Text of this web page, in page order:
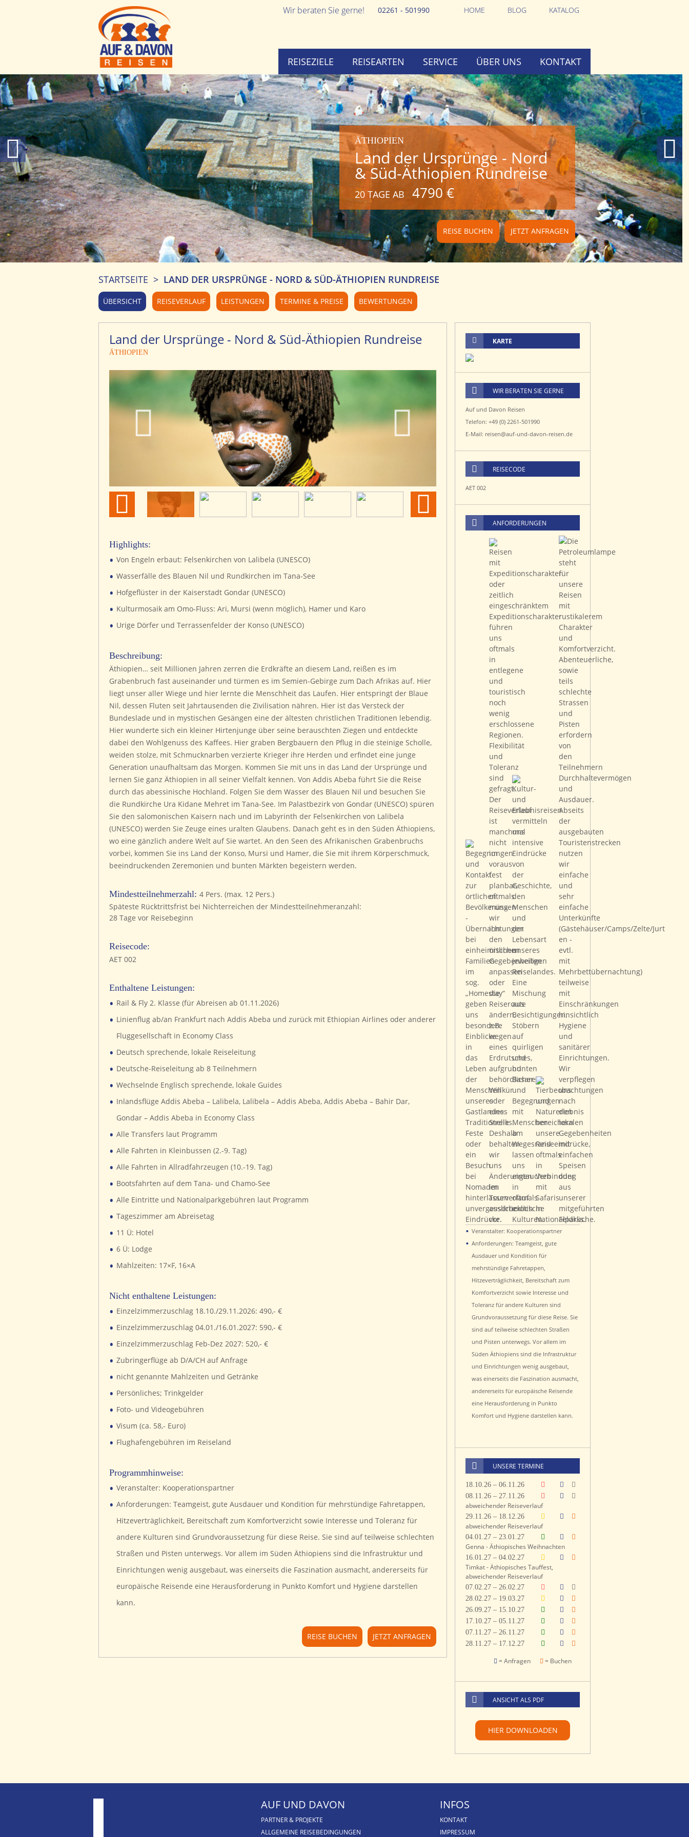
02261 - 501990 HOME BLOG KATALOG
Wir beraten Sie gerne!
REISEZIELE REISEARTEN SERVICE ÜBER UNS KONTAKT
ÄTHIOPIEN
Land der Ursprünge - Nord
& Süd-Äthiopien Rundreise
20 TAGE AB 4790 €
JETZT ANFRAGEN
REISE BUCHEN
STARTSEITE > LAND DER URSPRÜNGE - NORD & SÜD-ÄTHIOPIEN RUNDREISE
ÜBERSICHT REISEVERLAUF LEISTUNGEN TERMINE & PREISE BEWERTUNGEN
Land der Ursprünge - Nord & Süd-Äthiopien Rundreise
ÄTHIOPIEN
Highlights:
• Von Engeln erbaut: Felsenkirchen von Lalibela (UNESCO)
• Wasserfälle des Blauen Nil und Rundkirchen im Tana-See
• Hofgeflüster in der Kaiserstadt Gondar (UNESCO)
• Kulturmosaik am Omo-Fluss: Ari, Mursi (wenn möglich), Hamer und Karo
• Urige Dörfer und Terrassenfelder der Konso (UNESCO)
Beschreibung:
Äthiopien… seit Millionen Jahren zerren die Erdkräfte an diesem Land, reißen es im
Grabenbruch fast auseinander und türmen es im Semien-Gebirge zum Dach Afrikas auf. Hier
liegt unser aller Wiege und hier lernte die Menschheit das Laufen. Hier entspringt der Blaue
Nil, dessen Fluten seit Jahrtausenden die Zivilisation nähren. Hier ist das Versteck der
Bundeslade und in mystischen Gesängen eine der ältesten christlichen Traditionen lebendig.
Hier wunderte sich ein kleiner Hirtenjunge über seine berauschten Ziegen und entdeckte
dabei den Wohlgenuss des Kaffees. Hier graben Bergbauern den Pflug in die steinige Scholle,
weiden stolze, mit Schmucknarben verzierte Krieger ihre Herden und erfindet eine junge
Generation unaufhaltsam das Morgen. Kommen Sie mit uns in das Land der Ursprünge und
lernen Sie ganz Äthiopien in all seiner Vielfalt kennen. Von Addis Abeba führt Sie die Reise
durch das abessinische Hochland. Folgen Sie dem Wasser des Blauen Nil und besuchen Sie
die Rundkirche Ura Kidane Mehret im Tana-See. Im Palastbezirk von Gondar (UNESCO) spüren
Sie den salomonischen Kaisern nach und im Labyrinth der Felsenkirchen von Lalibela
(UNESCO) werden Sie Zeuge eines uralten Glaubens. Danach geht es in den Süden Äthiopiens,
wo eine gänzlich andere Welt auf Sie wartet. An den Seen des Afrikanischen Grabenbruchs
vorbei, kommen Sie ins Land der Konso, Mursi und Hamer, die Sie mit ihrem Körperschmuck,
beeindruckenden Zeremonien und bunten Märkten begeistern werden.
Mindestteilnehmerzahl: 4 Pers. (max. 12 Pers.)
Späteste Rücktrittsfrist bei Nichterreichen der Mindestteilnehmeranzahl:
28 Tage vor Reisebeginn
Reisecode:
AET 002
Enthaltene Leistungen:
• Rail & Fly 2. Klasse (für Abreisen ab 01.11.2026)
• Linienflug ab/an Frankfurt nach Addis Abeba und zurück mit Ethiopian Airlines oder anderer
Fluggesellschaft in Economy Class
• Deutsch sprechende, lokale Reiseleitung
• Deutsche-Reiseleitung ab 8 Teilnehmern
• Wechselnde Englisch sprechende, lokale Guides
• Inlandsflüge Addis Abeba – Lalibela, Lalibela – Addis Abeba, Addis Abeba – Bahir Dar,
Gondar – Addis Abeba in Economy Class
• Alle Transfers laut Programm
• Alle Fahrten in Kleinbussen (2.-9. Tag)
• Alle Fahrten in Allradfahrzeugen (10.-19. Tag)
• Bootsfahrten auf dem Tana- und Chamo-See
• Alle Eintritte und Nationalparkgebühren laut Programm
• Tageszimmer am Abreisetag
• 11 Ü: Hotel
• 6 Ü: Lodge
• Mahlzeiten: 17×F, 16×A
Nicht enthaltene Leistungen:
• Einzelzimmerzuschlag 18.10./29.11.2026: 490,- €
• Einzelzimmerzuschlag 04.01./16.01.2027: 590,- €
• Einzelzimmerzuschlag Feb-Dez 2027: 520,- €
• Zubringerflüge ab D/A/CH auf Anfrage
• nicht genannte Mahlzeiten und Getränke
• Persönliches; Trinkgelder
• Foto- und Videogebühren
• Visum (ca. 58,- Euro)
• Flughafengebühren im Reiseland
Programmhinweise:
• Veranstalter: Kooperationspartner
• Anforderungen: Teamgeist, gute Ausdauer und Kondition für mehrstündige Fahretappen,
Hitzeverträglichkeit, Bereitschaft zum Komfortverzicht sowie Interesse und Toleranz für
andere Kulturen sind Grundvoraussetzung für diese Reise. Sie sind auf teilweise schlechten
Straßen und Pisten unterwegs. Vor allem im Süden Äthiopiens sind die Infrastruktur und
Einrichtungen wenig ausgebaut, was einerseits die Faszination ausmacht, andererseits für
europäische Reisende eine Herausforderung in Punkto Komfort und Hygiene darstellen
kann.
JETZT ANFRAGEN
REISE BUCHEN
KARTE
WIR BERATEN SIE GERNE
Auf und Davon Reisen
Telefon: +49 (0) 2261-501990
E-Mail: reisen@auf-und-davon-reisen.de
REISECODE
AET 002
ANFORDERUNGEN
• Veranstalter: Kooperationspartner
• Anforderungen: Teamgeist, gute
Ausdauer und Kondition für
mehrstündige Fahretappen,
Hitzeverträglichkeit, Bereitschaft zum
Komfortverzicht sowie Interesse und
Toleranz für andere Kulturen sind
Grundvoraussetzung für diese Reise. Sie
sind auf teilweise schlechten Straßen
und Pisten unterwegs. Vor allem im
Süden Äthiopiens sind die Infrastruktur
und Einrichtungen wenig ausgebaut,
was einerseits die Faszination ausmacht,
andererseits für europäische Reisende
eine Herausforderung in Punkto
Komfort und Hygiene darstellen kann.
UNSERE TERMINE
18.10.26 – 06.11.26
08.11.26 – 27.11.26
abweichender Reiseverlauf
29.11.26 – 18.12.26
abweichender Reiseverlauf
04.01.27 – 23.01.27
Genna - Äthiopisches Weihnachten
16.01.27 – 04.02.27
Timkat - Äthiopisches Tauffest,
abweichender Reiseverlauf
07.02.27 – 26.02.27
28.02.27 – 19.03.27
26.09.27 – 15.10.27
17.10.27 – 05.11.27
07.11.27 – 26.11.27
28.11.27 – 17.12.27
= Anfragen = Buchen
ANSICHT ALS PDF
HIER DOWNLOADEN
AUF UND DAVON
PARTNER & PROJEKTE
ALLGEMEINE REISEBEDINGUNGEN
INFOS
KONTAKT
IMPRESSUM